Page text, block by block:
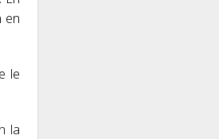
en
le
la